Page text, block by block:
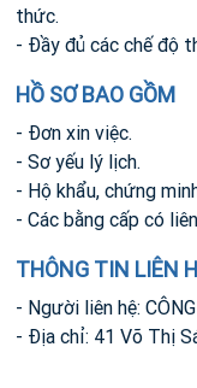
thức.
- Đầy đủ các chế độ
HỒ SƠ BAO GỒM
- Đơn xin việc.
- Sơ yếu lý lịch.
- Hộ khẩu, chứng
- Các bằng cấp có
THÔNG TIN LIÊN
- Người liên hệ:
- Địa chỉ: 41 Võ Thị